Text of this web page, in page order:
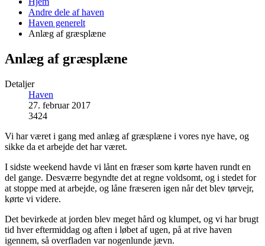
Andre dele af haven
Haven generelt
Anlæg af græsplæne
Anlæg af græsplæne
Detaljer
Haven
27. februar 2017
3424
Vi har været i gang med anlæg af græsplæne i vores nye have, og
sikke da et arbejde det har været.
I sidste weekend havde vi lånt en fræser som kørte haven rundt en
del gange. Desværre begyndte det at regne voldsomt, og i stedet for
at stoppe med at arbejde, og låne fræseren igen når det blev tørvejr,
kørte vi videre.
Det bevirkede at jorden blev meget hård og klumpet, og vi har brugt
tid hver eftermiddag og aften i løbet af ugen, på at rive haven
igennem, så overfladen var nogenlunde jævn.